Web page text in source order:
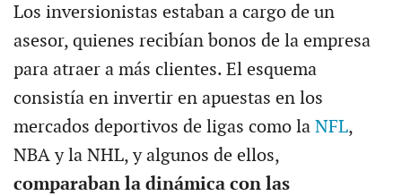
Los inversionistas estaban a cargo de un
asesor, quienes recibían bonos de la empresa
para atraer a más clientes. El esquema
consistía en invertir en apuestas en los
mercados deportivos de ligas como la NFL,
NBA y la NHL, y algunos de ellos,
comparaban la dinámica con las